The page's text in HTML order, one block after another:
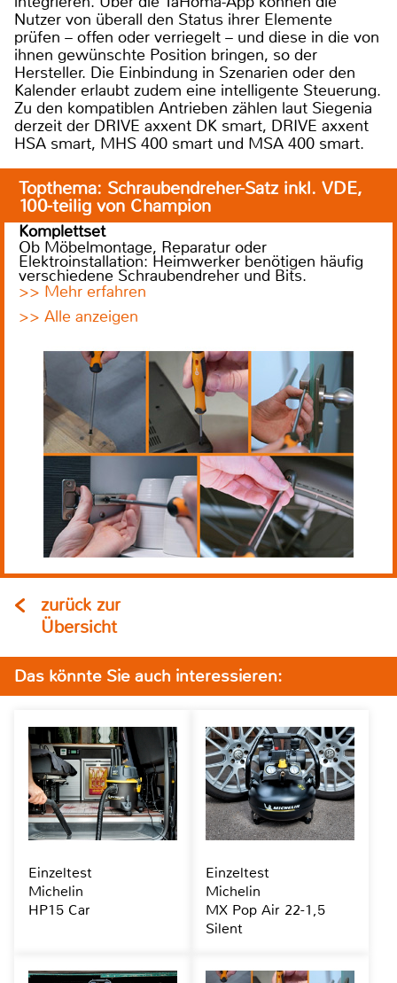
Nutzer von überall den Status ihrer Elemente
prüfen – offen oder verriegelt – und diese in die von
ihnen gewünschte Position bringen, so der
Hersteller. Die Einbindung in Szenarien oder den
Kalender erlaubt zudem eine intelligente Steuerung.
Zu den kompatiblen Antrieben zählen laut Siegenia
derzeit der DRIVE axxent DK smart, DRIVE axxent
HSA smart, MHS 400 smart und MSA 400 smart.
Topthema: Schraubendreher-Satz inkl. VDE,
100-teilig von Champion
Komplettset
Ob Möbelmontage, Reparatur oder
Elektroinstallation: Heimwerker benötigen häufig
verschiedene Schraubendreher und Bits.
>> Mehr erfahren
>> Alle anzeigen
zurück zur
Übersicht
Das könnte Sie auch interessieren:
Einzeltest
Michelin
HP15 Car
Einzeltest
Michelin
MX Pop Air 22-1,5
Silent